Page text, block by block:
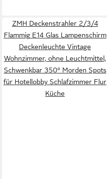
ZMH Deckenstrahler 2/3/4
Flammig E14 Glas Lampenschirm
Deckenleuchte Vintage
Wohnzimmer, ohne Leuchtmittel,
Schwenkbar 350° Morden Spots
für Hotellobby Schlafzimmer Flur
Küche